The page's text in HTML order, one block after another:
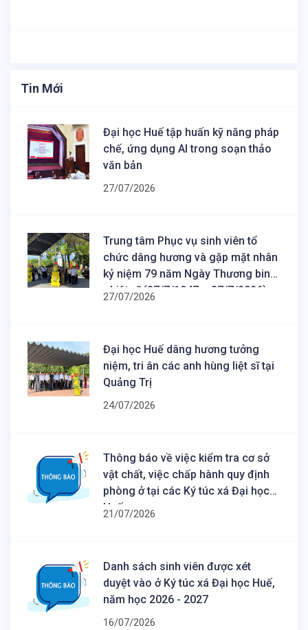
Tin Mới
Đại học Huế tập huấn kỹ năng pháp
chế, ứng dụng AI trong soạn thảo
văn bản
27/07/2026
Trung tâm Phục vụ sinh viên tổ
chức dâng hương và gặp mặt nhân
kỷ niệm 79 năm Ngày Thương binh
- Liệt sĩ (27/7/1947 – 27/7/2026)
27/07/2026
Đại học Huế dâng hương tưởng
niệm, tri ân các anh hùng liệt sĩ tại
Quảng Trị
24/07/2026
Thông báo về việc kiểm tra cơ sở
vật chất, việc chấp hành quy định
phòng ở tại các Ký túc xá Đại học
Huế
21/07/2026
Danh sách sinh viên được xét
duyệt vào ở Ký túc xá Đại học Huế,
năm học 2026 - 2027
16/07/2026